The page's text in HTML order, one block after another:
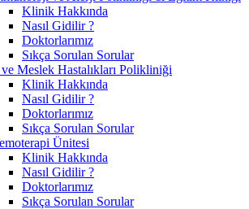
Klinik Hakkında
Nasıl Gidilir ?
Doktorlarımız
Sıkça Sorulan Sorular
Meslek Hastalıkları Polikliniği
Klinik Hakkında
Nasıl Gidilir ?
Doktorlarımız
Sıkça Sorulan Sorular
Ünitesi
Klinik Hakkında
Nasıl Gidilir ?
Doktorlarımız
Sıkça Sorulan Sorular